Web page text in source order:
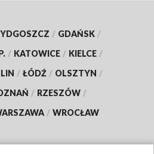
/ GDAŃSK /
/ KATOWICE / KIELCE /
/ ŁÓDŹ / OLSZTYN /
/ RZESZÓW /
/ WROCŁAW